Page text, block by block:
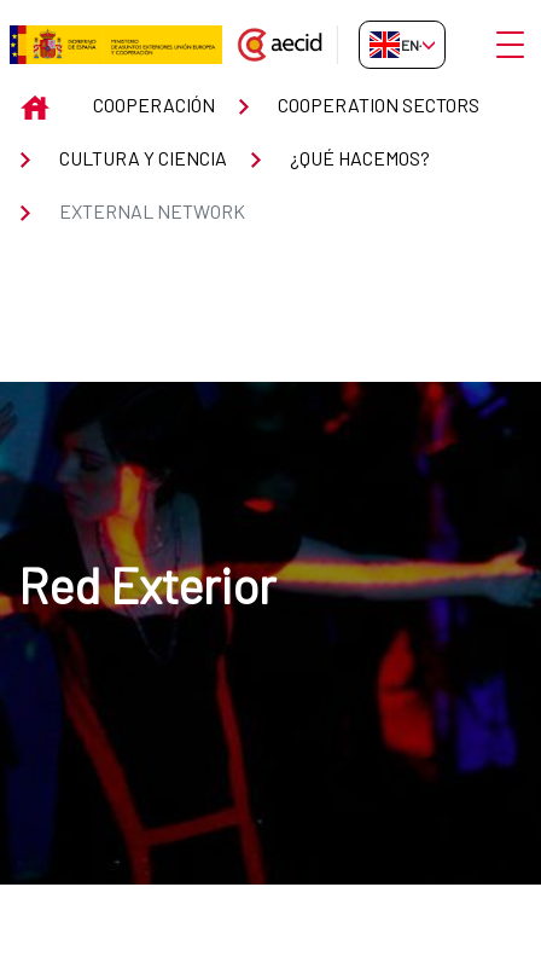
Skip to Main Content
EXTERNAL NETWORK
EN-GB
INICIOCOOPERACIÓN COOPERATION SECTORS
CULTURA Y CIENCIA ¿QUÉ HACEMOS?
EXTERNAL NETWORK
Red Exterior